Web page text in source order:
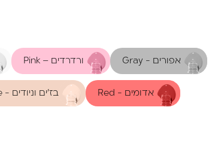
אפורים - Gray ורדרדים – Pink
אדומים - Red בז'ים וניודים - Nude